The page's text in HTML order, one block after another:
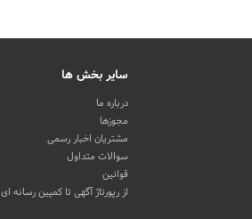
سایر بخش ها
درباره ما
مجوزها
مشتریان اخبار رسمی
سوالات متداول
قوانین
از رپورتاژ آگهی تا کمپین رسانه ای